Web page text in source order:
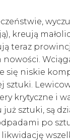
kreują
teraz
nowości.
niskie
sztuki.
krytyczne i
sztuki, są
po